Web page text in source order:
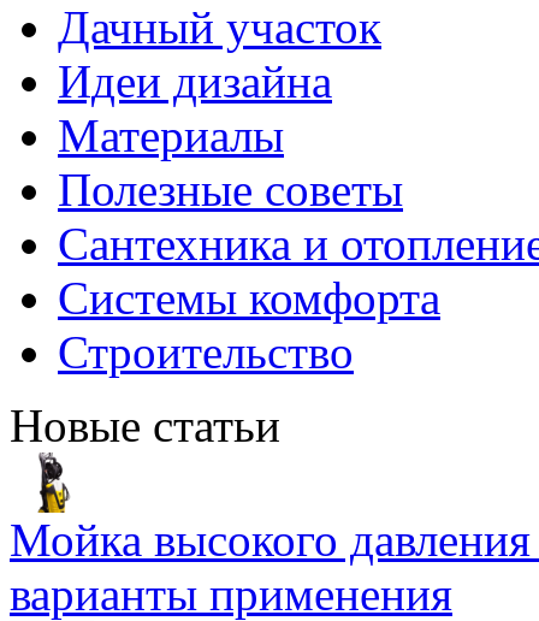
Дачный участок
Идеи дизайна
Материалы
Полезные советы
Сантехника и
Системы комфорта
Строительство
Новые статьи
Мойка высокого
варианты применения